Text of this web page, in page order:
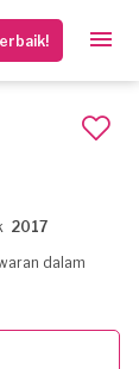
2017
dalam